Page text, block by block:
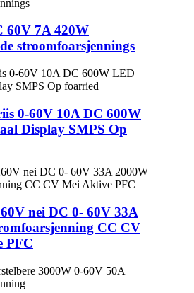
60V 7A 420W
stroomfoarsjennings
0-60V 10A DC 600W
Display SMPS Op
nei DC 0- 60V 33A
CC CV
PFC